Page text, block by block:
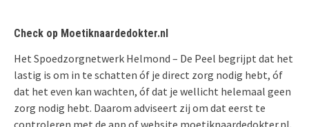
Check op Moetiknaardedokter.nl
Het Spoedzorgnetwerk Helmond – De Peel begrijpt dat het
lastig is om in te schatten óf je direct zorg nodig hebt, óf
dat het even kan wachten, óf dat je wellicht helemaal geen
zorg nodig hebt. Daarom adviseert zij om dat eerst te
controleren met de app of website moetiknaardedokter.nl.